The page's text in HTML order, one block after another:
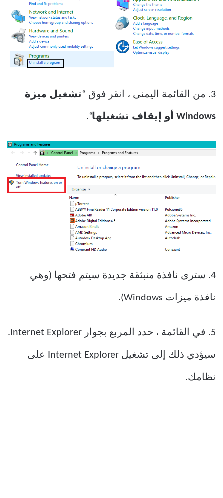
3. من القائمة اليمنى ، انقر فوق “ تشغيل ميزة
Windows أو إيقاف تشغيلها “.
4. سترى نافذة منبثقة جديدة سيتم فتحها (وهي
نافذة ميزات Windows).
5. في القائمة ، حدد المربع بجوار Internet Explorer.
سيؤدي ذلك إلى تشغيل Internet Explorer على
نظامك.